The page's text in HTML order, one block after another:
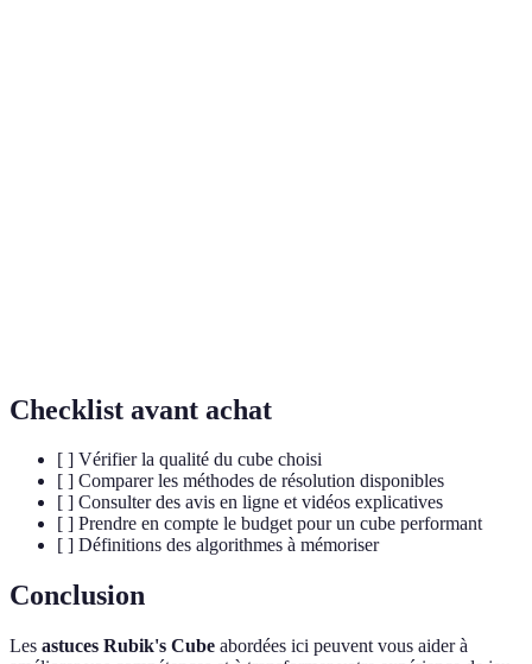
Checklist avant achat
[ ] Vérifier la qualité du cube choisi
[ ] Comparer les méthodes de résolution disponibles
[ ] Consulter des avis en ligne et vidéos explicatives
[ ] Prendre en compte le budget pour un cube performant
[ ] Définitions des algorithmes à mémoriser
Conclusion
Les astuces Rubik's Cube abordées ici peuvent vous aider à